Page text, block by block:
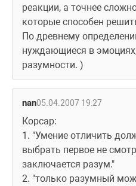
реакции, а точнее
которые способен
По древнему
нуждающиеся в
разумности. )
nan05.04.2007 19:27
Корсар:
1. "Умение отличить
выбрать первое не
заключается разум."
2. "только разумный